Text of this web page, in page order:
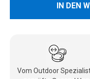
IN DEN
Vom Outdoor